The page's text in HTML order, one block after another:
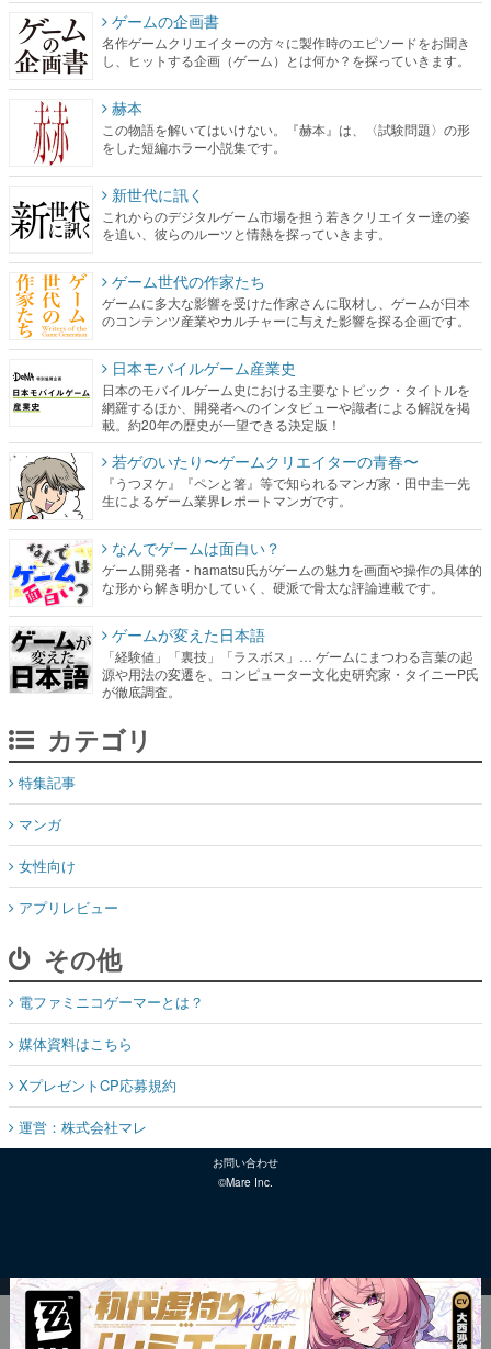
ゲームの企画書
名作ゲームクリエイターの方々に製作時のエピソードをお聞き
し、ヒットする企画（ゲーム）とは何か？を探っていきます。
赫本
この物語を解いてはいけない。『赫本』は、〈試験問題〉の形
をした短編ホラー小説集です。
新世代に訊く
これからのデジタルゲーム市場を担う若きクリエイター達の姿
を追い、彼らのルーツと情熱を探っていきます。
ゲーム世代の作家たち
ゲームに多大な影響を受けた作家さんに取材し、ゲームが日本
のコンテンツ産業やカルチャーに与えた影響を探る企画です。
日本モバイルゲーム産業史
日本のモバイルゲーム史における主要なトピック・タイトルを
網羅するほか、開発者へのインタビューや識者による解説を掲
載。約20年の歴史が一望できる決定版！
若ゲのいたり〜ゲームクリエイターの青春〜
『うつヌケ』『ペンと箸』等で知られるマンガ家・田中圭一先
生によるゲーム業界レポートマンガです。
なんでゲームは面白い？
ゲーム開発者・hamatsu氏がゲームの魅力を画面や操作の具体的
な形から解き明かしていく、硬派で骨太な評論連載です。
ゲームが変えた日本語
「経験値」「裏技」「ラスボス」… ゲームにまつわる言葉の起
源や用法の変遷を、コンピューター文化史研究家・タイニーP氏
が徹底調査。
カテゴリ
特集記事
マンガ
女性向け
アプリレビュー
その他
電ファミニコゲーマーとは？
媒体資料はこちら
XプレゼントCP応募規約
運営：株式会社マレ
お問い合わせ
©Mare Inc.